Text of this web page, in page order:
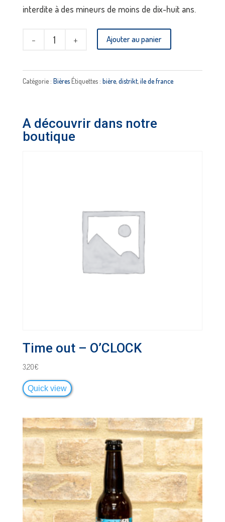
interdite à des mineurs de moins de dix-huit ans.
quantité
rosa
Ajouter au panier
Catégorie : BièresÉtiquettes : bière,distrikt,ile de france
A découvrir dans notre
boutique
Time out – O’CLOCK
3,20€
Quick view